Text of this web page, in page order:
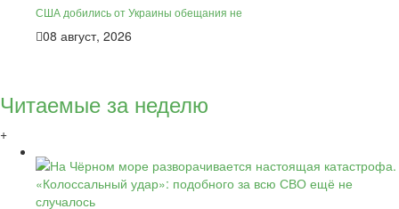
США добились от Украины обещания не
08 август, 2026
Читаемые за неделю
+